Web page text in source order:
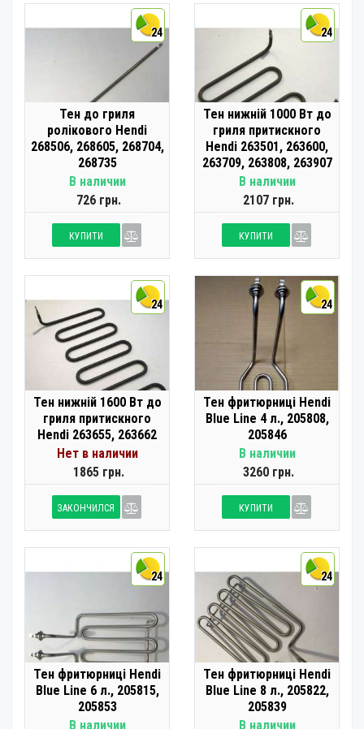
24
Тен до гриля
ролікового Hendi
268506, 268605, 268704,
268735
В наличии
726 грн.
КУПИТИ
24
Тен нижній 1000 Вт до
гриля притискного
Hendi 263501, 263600,
263709, 263808, 263907
В наличии
2107 грн.
КУПИТИ
24
Тен нижній 1600 Вт до
гриля притискного
Hendi 263655, 263662
Нет в наличии
1865 грн.
ЗАКОНЧИЛСЯ
24
Тен фритюрниці Hendi
Blue Line 4 л., 205808,
205846
В наличии
3260 грн.
КУПИТИ
24
Тен фритюрниці Hendi
Blue Line 6 л., 205815,
205853
В наличии
24
Тен фритюрниці Hendi
Blue Line 8 л., 205822,
205839
В наличии